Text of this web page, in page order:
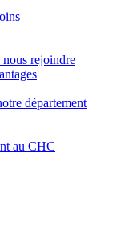
nous rejoindre
département
au CHC